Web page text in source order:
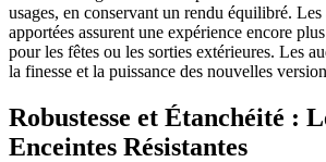
usages, en conservant un rendu équilibré.
apportées assurent une expérience encore
pour les fêtes ou les sorties extérieures. Les
la finesse et la puissance des nouvelles
Robustesse et Étanchéité :
Enceintes Résistantes